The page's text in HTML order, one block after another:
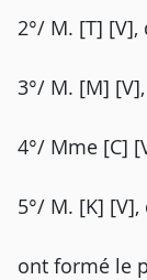
2°/ M. [T]
3°/ M. [M]
4°/ Mme [C]
5°/ M. [K]
ont formé le